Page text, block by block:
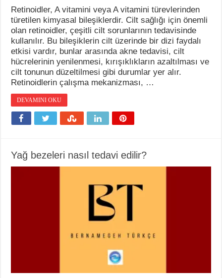
Retinoidler, A vitamini veya A vitamini türevlerinden
türetilen kimyasal bileşiklerdir. Cilt sağlığı için önemli
olan retinoidler, çeşitli cilt sorunlarının tedavisinde
kullanılır. Bu bileşiklerin cilt üzerinde bir dizi faydalı
etkisi vardır, bunlar arasında akne tedavisi, cilt
hücrelerinin yenilenmesi, kırışıklıkların azaltılması ve
cilt tonunun düzeltilmesi gibi durumlar yer alır.
Retinoidlerin çalışma mekanizması, …
DEVAMINI OKU
Yağ bezeleri nasıl tedavi edilir?